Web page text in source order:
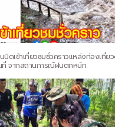
ปิดเข้าเที่ยวชมชั่วคราวแหล่งท่องเที่ย
จากสถานการณ์ฝนตกหนัก